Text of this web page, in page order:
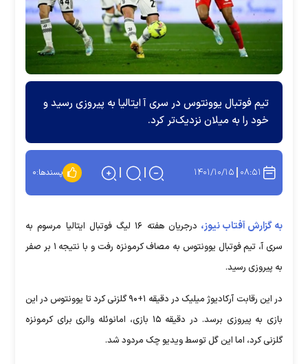
تیم فوتبال یوونتوس در سری آ ایتالیا به پیروزی رسید و
خود را به میلان نزدیک‌تر کرد.
۰۸:۵۱ ۱۴۰۱/۱۰/۱۵ پسندها:۰
به گزارش آفتاب نیوز،
درجریان هفته ۱۶ لیگ فوتبال ایتالیا مرسوم به
سری آ، تیم فوتبال یوونتوس به مصاف کرمونزه رفت و با نتیجه ۱ بر صفر
به پیروزی رسید.
در این رقابت آرکادیوژ میلیک در دقیقه ۱+۹۰ گلزنی کرد تا یوونتوس در این
بازی به پیروزی برسد. در دقیقه ۱۵ بازی، امانوئله والری برای کرمونزه
گلزنی کرد، اما این گل توسط ویدیو چک مردود شد.